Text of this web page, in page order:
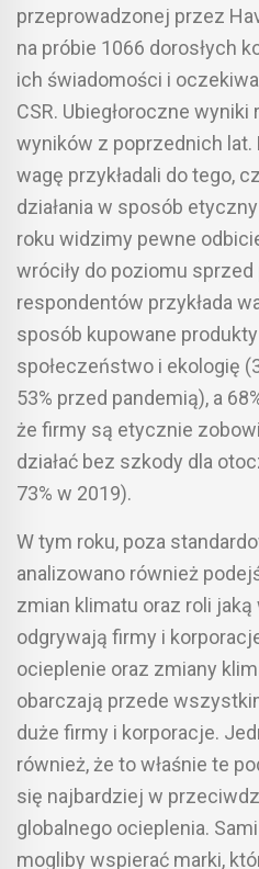
przeprowadzonej przez
na próbie 1066 dorosłych
ich świadomości i
CSR. Ubiegłoroczne
wyników z poprzednich
wagę przykładali do tego,
działania w sposób
roku widzimy pewne
wróciły do poziomu sprzed
respondentów przykłada
sposób kupowane
społeczeństwo i ekologię
53% przed pandemią), a
że firmy są etycznie
działać bez szkody dla
73% w 2019).
W tym roku, poza
analizowano również
zmian klimatu oraz roli
odgrywają firmy i
ocieplenie oraz zmiany
obarczają przede
duże firmy i korporacje.
również, że to właśnie te
się najbardziej w
globalnego ocieplenia.
mogliby wspierać marki,